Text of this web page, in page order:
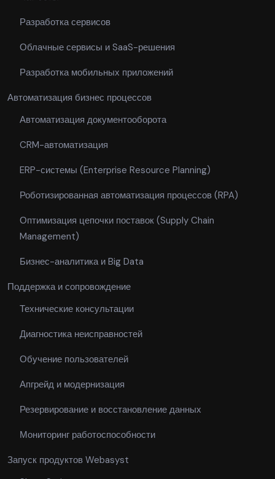
Разработка сервисов
Облачные сервисы и SaaS-решения
Разработка мобильных приложений
Автоматизация бизнес процессов
Автоматизация документооборота
CRM-автоматизация
ERP-системы (Enterprise Resource Planning)
Роботизированная автоматизация процессов (RPA)
Оптимизация цепочки поставок (Supply Chain
Management)
Бизнес-аналитика и Big Data
Поддержка и сопровождение
Технические консультации
Диагностика неисправностей
Обучение пользователей
Апгрейд и модернизация
Резервирование и восстановление данных
Мониторинг работоспособности
Запуск продуктов Webasyst